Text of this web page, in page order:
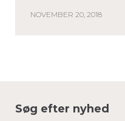
NOVEMBER 20, 2018
for: